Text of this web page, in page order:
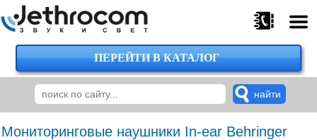
375
224-
00-
00
ПЕРЕЙТИ В КАТАЛОГ
Мониторинговые наушники In-ear Behringer